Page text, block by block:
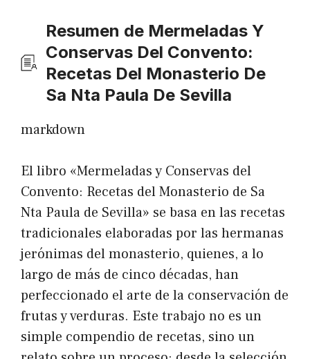
Resumen de Mermeladas Y
Conservas Del Convento:
Recetas Del Monasterio De
Sa Nta Paula De Sevilla
markdown
El libro «Mermeladas y Conservas del
Convento: Recetas del Monasterio de Sa
Nta Paula de Sevilla» se basa en las recetas
tradicionales elaboradas por las hermanas
jerónimas del monasterio, quienes, a lo
largo de más de cinco décadas, han
perfeccionado el arte de la conservación de
frutas y verduras. Este trabajo no es un
simple compendio de recetas, sino un